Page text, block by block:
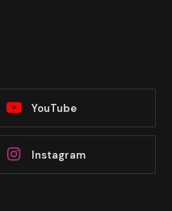
YouTube
Instagram